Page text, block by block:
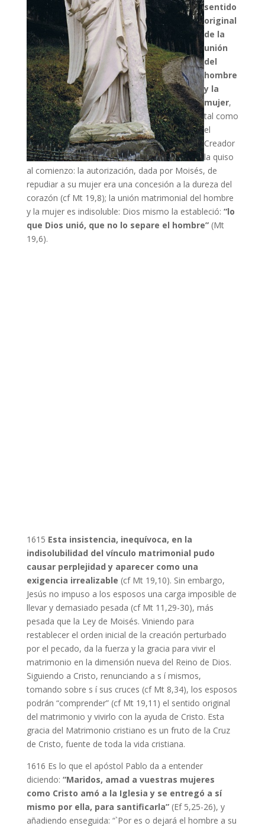
sentido
original
de la
unión
del
hombre
y la
mujer,
tal como
el
Creador
la quiso
al comienzo: la autorización, dada por Moisés, de
repudiar a su mujer era una concesión a la dureza del
corazón (cf Mt 19,8); la unión matrimonial del hombre
y la mujer es indisoluble: Dios mismo la estableció: “lo
que Dios unió, que no lo separe el hombre”(Mt
19,6).
1615 Esta insistencia, inequívoca, en la
indisolubilidad del vínculo matrimonial pudo
causar perplejidad y aparecer como una
exigencia irrealizable (cf Mt 19,10). Sin embargo,
Jesús no impuso a los esposos una carga imposible de
llevar y demasiado pesada (cf Mt 11,29-30), más
pesada que la Ley de Moisés. Viniendo para
restablecer el orden inicial de la creación perturbado
por el pecado, da la fuerza y la gracia para vivir el
matrimonio en la dimensión nueva del Reino de Dios.
Siguiendo a Cristo, renunciando a s í mismos,
tomando sobre s í sus cruces (cf Mt 8,34), los esposos
podrán “comprender” (cf Mt 19,11) el sentido original
del matrimonio y vivirlo con la ayuda de Cristo. Esta
gracia del Matrimonio cristiano es un fruto de la Cruz
de Cristo, fuente de toda la vida cristiana.
1616 Es lo que el apóstol Pablo da a entender
diciendo: “Maridos, amad a vuestras mujeres
como Cristo amó a la Iglesia y se entregó a sí
mismo por ella, para santificarla” (Ef 5,25-26), y
añadiendo enseguida: “`Por es o dejará el hombre a su